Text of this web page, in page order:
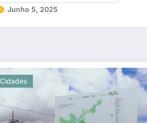
Junho 5, 2025
Cidades